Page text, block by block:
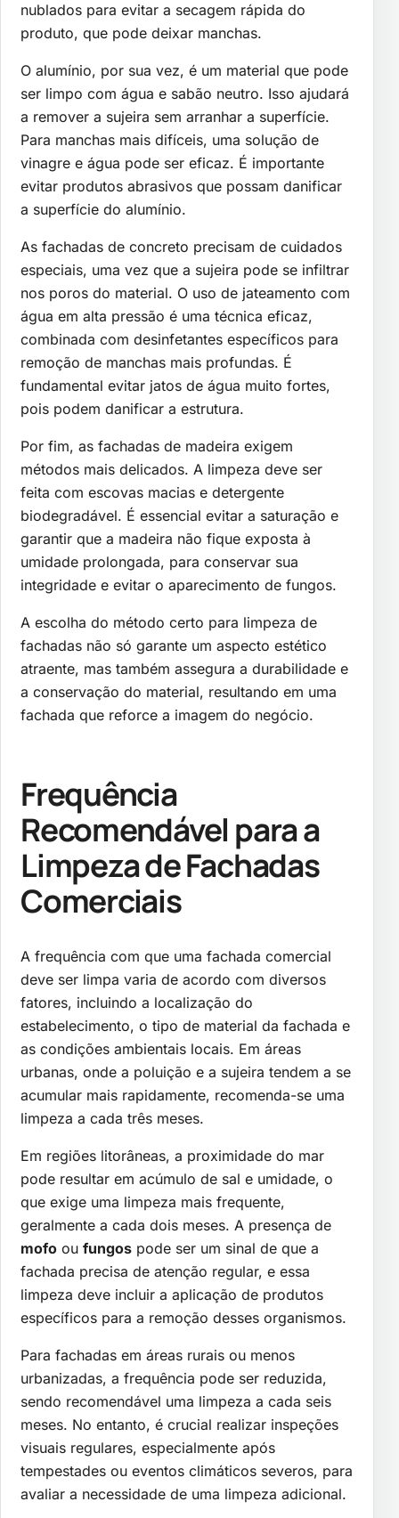
nublados para evitar a secagem rápida do
produto, que pode deixar manchas.
O alumínio, por sua vez, é um material que pode
ser limpo com água e sabão neutro. Isso ajudará
a remover a sujeira sem arranhar a superfície.
Para manchas mais difíceis, uma solução de
vinagre e água pode ser eficaz. É importante
evitar produtos abrasivos que possam danificar
a superfície do alumínio.
As fachadas de concreto precisam de cuidados
especiais, uma vez que a sujeira pode se infiltrar
nos poros do material. O uso de jateamento com
água em alta pressão é uma técnica eficaz,
combinada com desinfetantes específicos para
remoção de manchas mais profundas. É
fundamental evitar jatos de água muito fortes,
pois podem danificar a estrutura.
Por fim, as fachadas de madeira exigem
métodos mais delicados. A limpeza deve ser
feita com escovas macias e detergente
biodegradável. É essencial evitar a saturação e
garantir que a madeira não fique exposta à
umidade prolongada, para conservar sua
integridade e evitar o aparecimento de fungos.
A escolha do método certo para limpeza de
fachadas não só garante um aspecto estético
atraente, mas também assegura a durabilidade e
a conservação do material, resultando em uma
fachada que reforce a imagem do negócio.
Frequência
Recomendável para a
Limpeza de Fachadas
Comerciais
A frequência com que uma fachada comercial
deve ser limpa varia de acordo com diversos
fatores, incluindo a localização do
estabelecimento, o tipo de material da fachada e
as condições ambientais locais. Em áreas
urbanas, onde a poluição e a sujeira tendem a se
acumular mais rapidamente, recomenda-se uma
limpeza a cada três meses.
Em regiões litorâneas, a proximidade do mar
pode resultar em acúmulo de sal e umidade, o
que exige uma limpeza mais frequente,
geralmente a cada dois meses. A presença de
mofo ou fungos pode ser um sinal de que a
fachada precisa de atenção regular, e essa
limpeza deve incluir a aplicação de produtos
específicos para a remoção desses organismos.
Para fachadas em áreas rurais ou menos
urbanizadas, a frequência pode ser reduzida,
sendo recomendável uma limpeza a cada seis
meses. No entanto, é crucial realizar inspeções
visuais regulares, especialmente após
tempestades ou eventos climáticos severos, para
avaliar a necessidade de uma limpeza adicional.